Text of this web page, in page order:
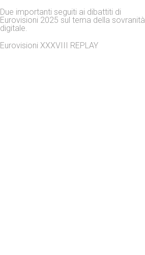
Due importanti seguiti ai dibattiti di
Eurovisioni 2025 sul tema della sovranità
digitale.
Eurovisioni XXXVIII REPLAY